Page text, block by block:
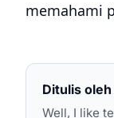
memahami
Ditulis oleh
Well, I like